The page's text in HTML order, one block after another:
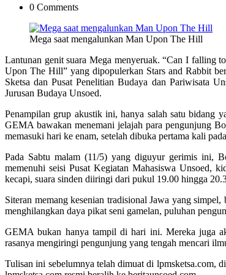
0 Comments
Mega saat mengalunkan Man Upon The Hill
Lantunan genit suara Mega menyeruak. “Can I
Upon The Hill” yang dipopulerkan Stars and Rabbit
Sketsa dan Pusat Penelitian Budaya dan Pariwisata
Jurusan Budaya Unsoed.
Penampilan grup akustik ini, hanya salah satu bidang
GEMA bawakan menemani jelajah para pengunjung
memasuki hari ke enam, setelah dibuka pertama kali
Pada Sabtu malam (11/5) yang diguyur gerimis ini,
memenuhi seisi Pusat Kegiatan Mahasiswa Unsoed,
kecapi, suara sinden diiringi dari pukul 19.00 hingga
Siteran memang kesenian tradisional Jawa yang
menghilangkan daya pikat seni gamelan, puluhan
GEMA bukan hanya tampil di hari ini. Mereka juga
rasanya mengiringi pengunjung yang tengah mencari
Tulisan ini sebelumnya telah dimuat di lpmsketsa.com,